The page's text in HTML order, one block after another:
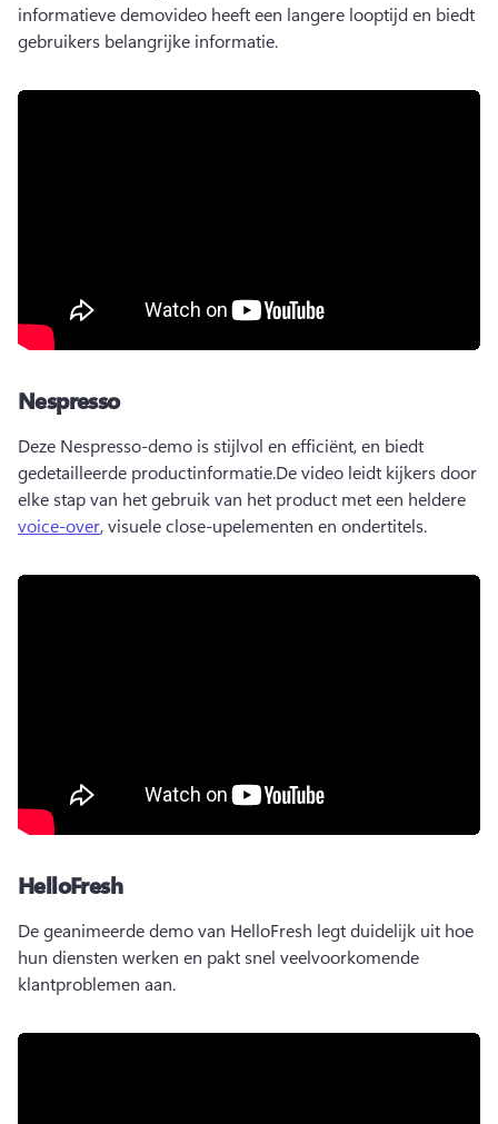
informatieve demovideo heeft een langere looptijd en biedt
gebruikers belangrijke informatie.
Nespresso
Deze Nespresso-demo is stijlvol en efficiënt, en biedt
gedetailleerde productinformatie.De video leidt kijkers door
elke stap van het gebruik van het product met een heldere
voice-over, visuele close-upelementen en ondertitels.
HelloFresh
De geanimeerde demo van HelloFresh legt duidelijk uit hoe
hun diensten werken en pakt snel veelvoorkomende
klantproblemen aan.